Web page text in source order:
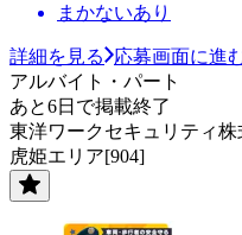
まかないあり
詳細を見る
応募画面に進
アルバイト・パート
あと6日で掲載終了
東洋ワークセキュリティ
虎姫エリア[904]